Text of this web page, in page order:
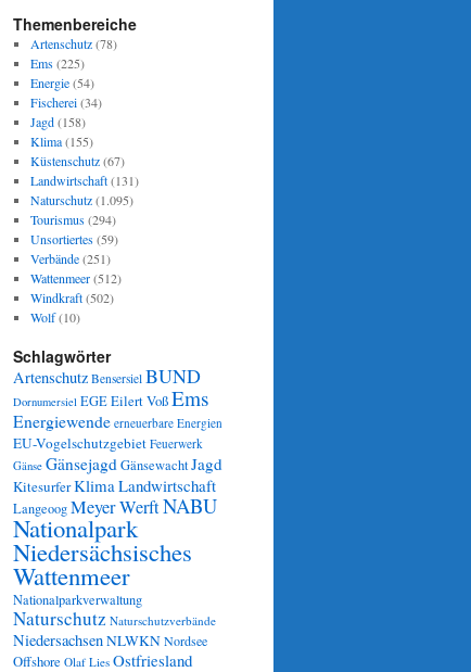
Themenbereiche
Artenschutz(78)
Ems(225)
Energie(54)
Fischerei(34)
Jagd(158)
Klima(155)
Küstenschutz(67)
Landwirtschaft(131)
Naturschutz(1.095)
Tourismus(294)
Unsortiertes(59)
Verbände(251)
Wattenmeer(512)
Windkraft(502)
Wolf(10)
Schlagwörter
Artenschutz Bensersiel BUND
Dornumersiel EGEEilert VoßEms
Energiewende erneuerbare Energien
EU-Vogelschutzgebiet Feuerwerk
Gänse GänsejagdGänsewachtJagd
KitesurferKlimaLandwirtschaft
LangeoogMeyer WerftNABU
Nationalpark
Niedersächsisches
Wattenmeer
Nationalparkverwaltung
Naturschutz Naturschutzverbände
NiedersachsenNLWKNNordsee
Offshore Olaf Lies Ostfriesland